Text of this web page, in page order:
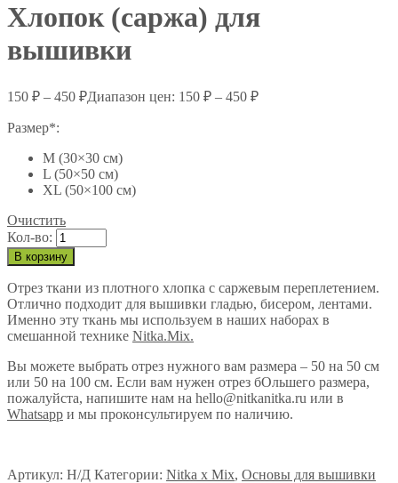
Хлопок (саржа) для
вышивки
150 ₽ – 450 ₽Диапазон цен: 150 ₽ – 450 ₽
Размер*:
M (30×30 см)
L (50×50 см)
XL (50×100 см)
Очистить
Кол-во:
В корзину
Отрез ткани из плотного хлопка с саржевым переплетением.
Отлично подходит для вышивки гладью, бисером, лентами.
Именно эту ткань мы используем в наших наборах в
смешанной технике Nitka.Mix.
Вы можете выбрать отрез нужного вам размера – 50 на 50 см
или 50 на 100 см. Если вам нужен отрез бОльшего размера,
пожалуйста, напишите нам на hello@nitkanitka.ru или в
Whatsapp и мы проконсультируем по наличию.
Артикул: Н/Д Категории: Nitka x Mix, Основы для вышивки